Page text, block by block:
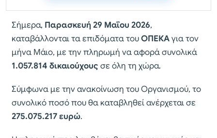
Σήμερα, Παρασκευή 29 Μαΐου 2026,
καταβάλλονται τα επιδόματα τουΟΠΕΚΑγια τον
μήνα Μάιο, με την πληρωμή να αφορά συνολικά
1.057.814 δικαιούχους σε όλη τη χώρα.
Σύμφωνα με την ανακοίνωση του Οργανισμού, το
συνολικό ποσό που θα καταβληθεί ανέρχεται σε
275.075.217 ευρώ.